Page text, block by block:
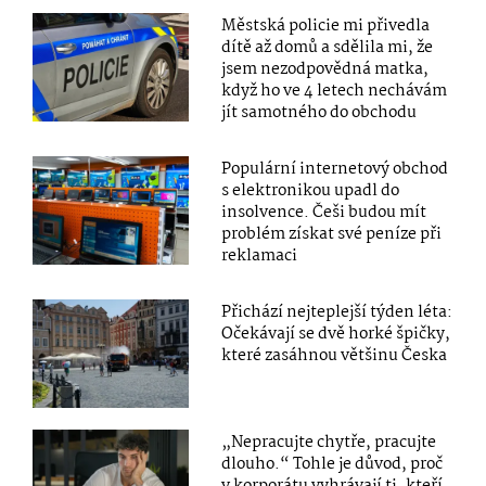
Městská policie mi přivedla
dítě až domů a sdělila mi, že
jsem nezodpovědná matka,
když ho ve 4 letech nechávám
jít samotného do obchodu
Populární internetový obchod
s elektronikou upadl do
insolvence. Češi budou mít
problém získat své peníze při
reklamaci
Přichází nejteplejší týden léta:
Očekávají se dvě horké špičky,
které zasáhnou většinu Česka
„Nepracujte chytře, pracujte
dlouho.“ Tohle je důvod, proč